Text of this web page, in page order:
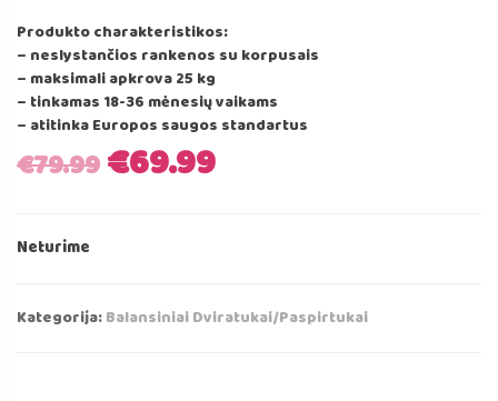
Produkto charakteristikos:
– neslystančios rankenos su korpusais
– maksimali apkrova 25 kg
– tinkamas 18-36 mėnesių vaikams
– atitinka Europos saugos standartus
€79.99Original
€79.99.
€69.99Current
€69.99.
Neturime
Kategorija:Balansiniai Dviratukai/Paspirtukai